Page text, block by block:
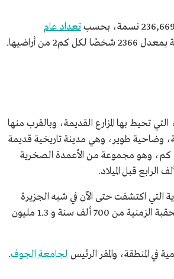
تعداد عام
تحيط بها المزارع القديمة، وبالقرب منها
وضاحية طوير، وهي مدينة تاريخية قديمة
مطمورة بالكثبان الرملية، وموقع آثار الرجاجيل، الذي يبعد عنها نحو 10 كم، وهو مجموعة من الأعمدة الصخرية
قبل الميلاد.
التي اكتشفت حتى الآن في شبه الجزيرة
العربية، إذ عثر على مستوطنات بشرية وأدوات حجرية يعود عمرها إلى الحقبة الزمنية من 700 ألف سنة و 1.3 مليون
المنطقة، والمقر الرئيس لجامعة الجوف.